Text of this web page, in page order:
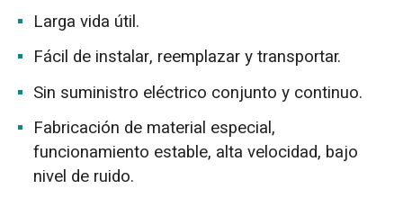
Larga vida útil.
Fácil de instalar, reemplazar y transportar.
Sin suministro eléctrico conjunto y continuo.
Fabricación de material especial,
funcionamiento estable, alta velocidad, bajo
nivel de ruido.